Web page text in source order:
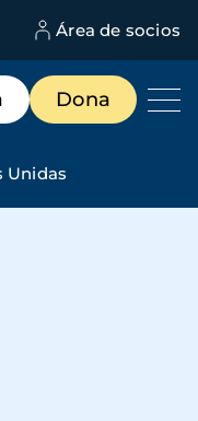
Área de socios
Dona
Unidas